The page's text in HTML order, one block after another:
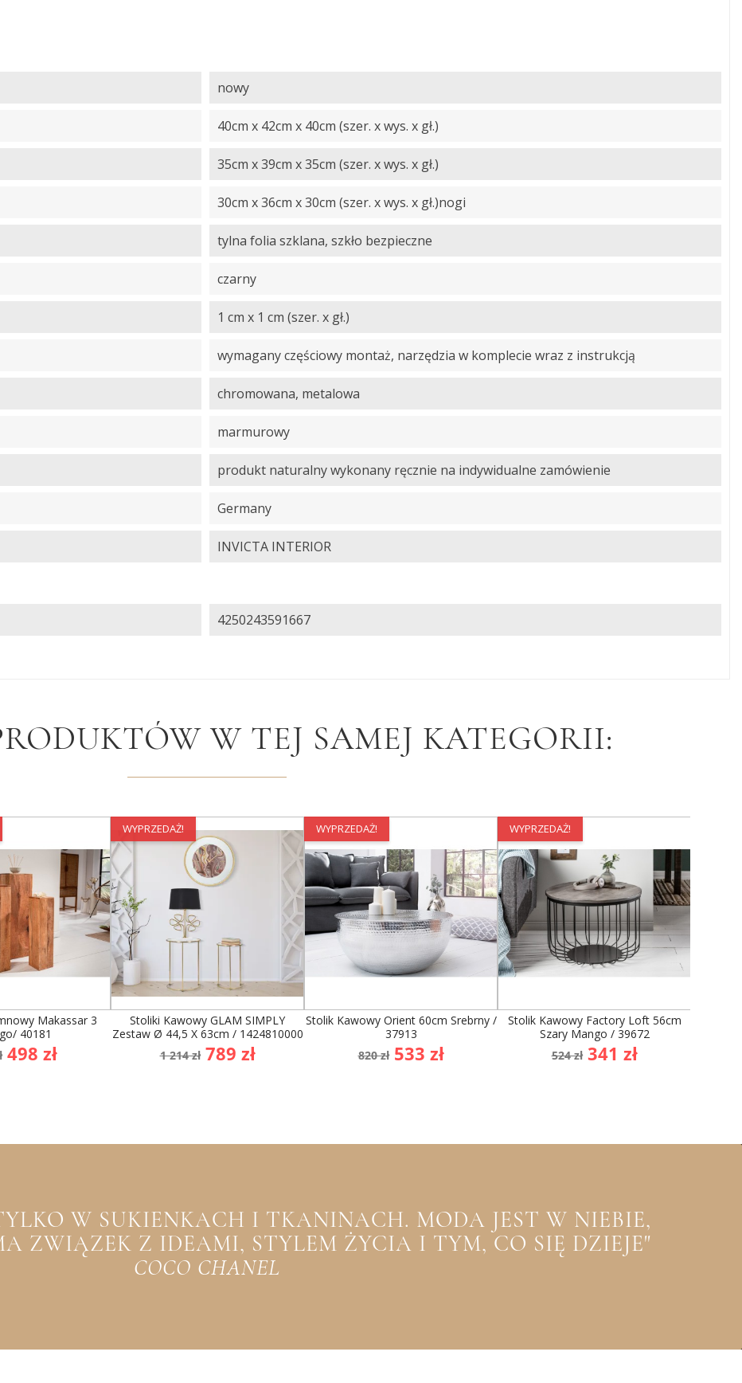
nowy
40cm x 42cm x 40cm (szer. x wys. x gł.)
35cm x 39cm x 35cm (szer. x wys. x gł.)
30cm x 36cm x 30cm (szer. x wys. x gł.)nogi
tylna folia szklana, szkło bezpieczne
czarny
1 cm x 1 cm (szer. x gł.)
wymagany częściowy montaż, narzędzia w komplecie wraz z instrukcją
chromowana, metalowa
marmurowy
produkt naturalny wykonany ręcznie na indywidualne zamówienie
Germany
INVICTA INTERIOR
4250243591667
W TEJ SAMEJ KATEGORII:
Makassar 3
40181
Cena
498 zł
WYPRZEDAŻ!
Stoliki Kawowy GLAM SIMPLY
Zestaw Ø 44,5 X 63cm / 1424810000
Cena
podstawowa
1 214 zł Cena
789 zł
WYPRZEDAŻ!
Stolik Kawowy Orient 60cm Srebrny /
37913
Cena
podstawowa
820 zł Cena
533 zł
WYPRZEDAŻ!
Stolik Kawowy Factory Loft 56cm
Szary Mango / 39672
Cena
podstawowa
524 zł Cena
341 zł
W SUKIENKACH I TKANINACH. MODA JEST W NIEBIE,
ZWIĄZEK Z IDEAMI, STYLEM ŻYCIA I TYM, CO SIĘ DZIEJE"
COCO CHANEL